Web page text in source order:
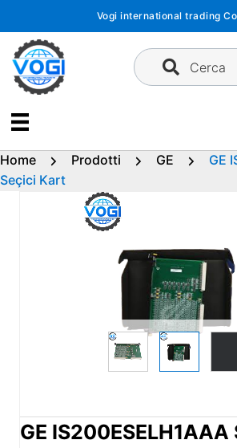
contenuto
Vogi international trading
Cerca
Home Prodotti GE
GE
Seçici Kart
GE